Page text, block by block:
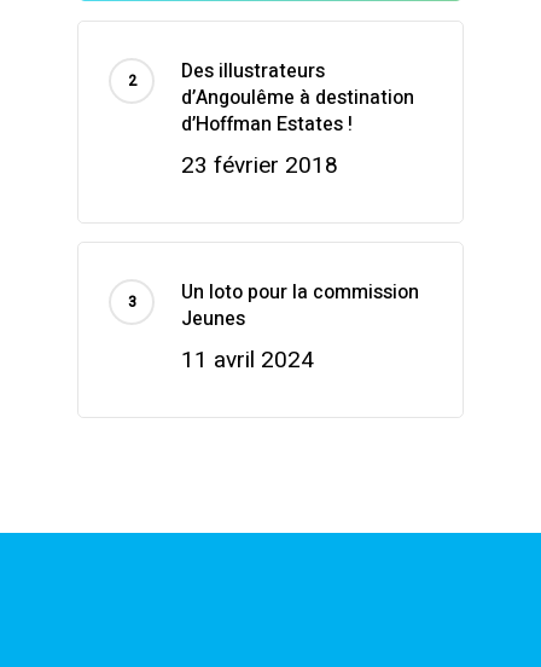
Des illustrateurs
d’Angoulême à destination
d’Hoffman Estates !
23 février 2018
Un loto pour la commission
Jeunes
11 avril 2024